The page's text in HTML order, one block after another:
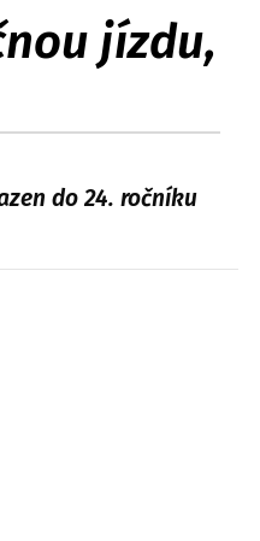
jízdu,
do 24. ročníku